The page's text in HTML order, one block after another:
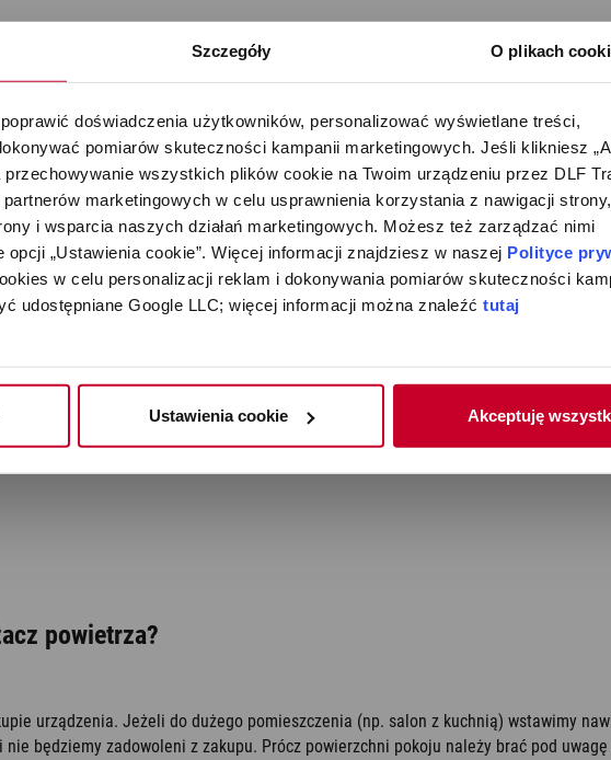
Szczegóły O plikach
doświadczenia użytkowników, personalizować wyświetlane treści,
pomiarów skuteczności kampanii marketingowych. Jeśli klikniesz
wszystkich plików cookie na Twoim urządzeniu przez DLF
marketingowych w celu usprawnienia korzystania z nawigacji strony,
i wsparcia naszych działań marketingowych. Możesz też zarządzać nimi
„Ustawienia cookie”. Więcej informacji znajdziesz w naszej Polityce
w celu personalizacji reklam i dokonywania pomiarów skuteczności
udostępniane Google LLC; więcej informacji można znaleźć tutaj
Ustawienia cookie Akceptuję
pary. Woda w nawilżaczu jest podgrzewana za pomocą grzałki ceramicznej.
Podobnie jak w przypadku nawilżaczy ultradźwiękowych są one
względu na osadzający się na grzałce kamień nawilżacze parowe należy często
powietrza?
urządzenia. Jeżeli do dużego pomieszczenia (np. salon z kuchnią) wstawimy
będziemy zadowoleni z zakupu. Prócz powierzchni pokoju należy brać pod